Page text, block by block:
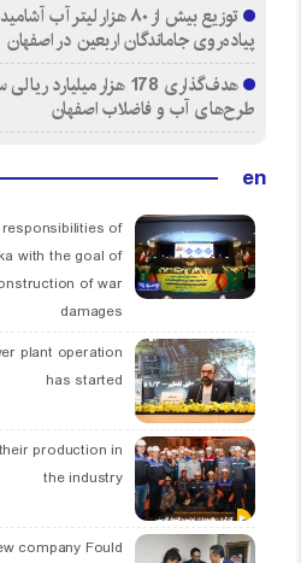
توزیع بیش از ۸۰ هزار
پیاده‌روی جاماندگان اربعین در اصفهان
هدف‌گذاری 178 هزار
طرح‌های آب و فاضلاب اصفهان
en
of
with the goal of
of war
damages
plant operation
has started
production in
the industry
company Fould